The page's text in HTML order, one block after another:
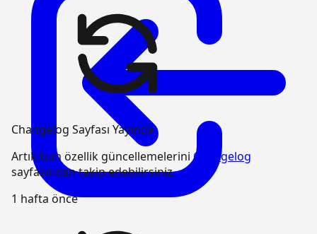
Changelog Sayfası Yayında
Artık tüm özellik güncellemeleriniChangelog
sayfasından takip edebilirsiniz.
1 hafta önce